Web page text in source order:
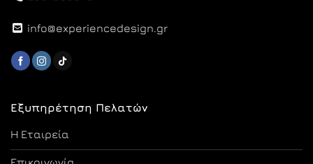
Εξυπηρέτηση Πελατών
Η Εταιρεία
info@experiencedesign.gr